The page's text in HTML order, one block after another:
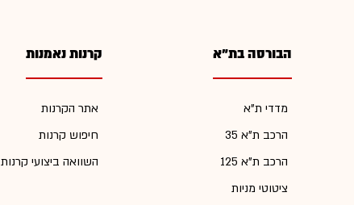
הבורסה בת"א
מדדי ת"א
הרכב ת"א 35
הרכב ת"א 125
ציטוטי מניות
קרנות נאמנות
אתר הקרנות
חיפוש קרנות
השוואה ביצועי קרנות